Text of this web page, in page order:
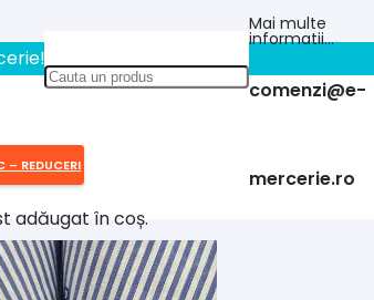
Mai multe
informatii…
comenzi@e-
mercerie.ro
– REDUCERI
adăugat în coș.